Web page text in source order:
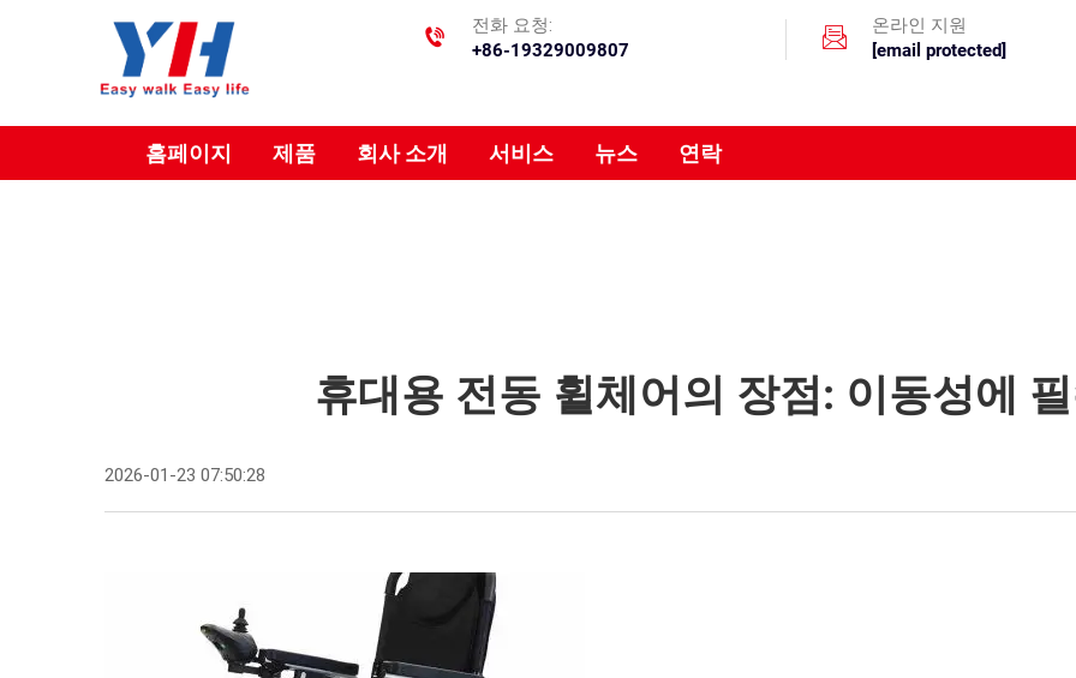
전화 요청:
+86-19329009807
온라인 지원
[email protected]
홈페이지 제품 회사 소개 서비스 뉴스 연락
휴대용 전동 휠체어의 장점: 이동성에
2026-01-23 07:50:28